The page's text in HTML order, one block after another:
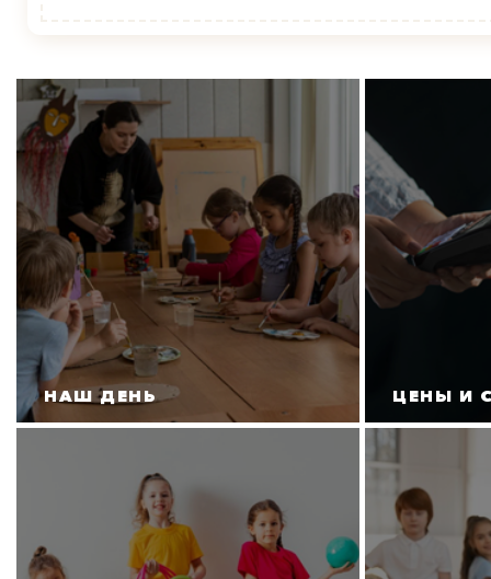
НАШ ДЕНЬ ЦЕНЫ И